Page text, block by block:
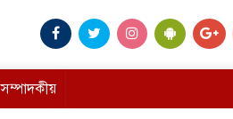
সম্পাদকীয়